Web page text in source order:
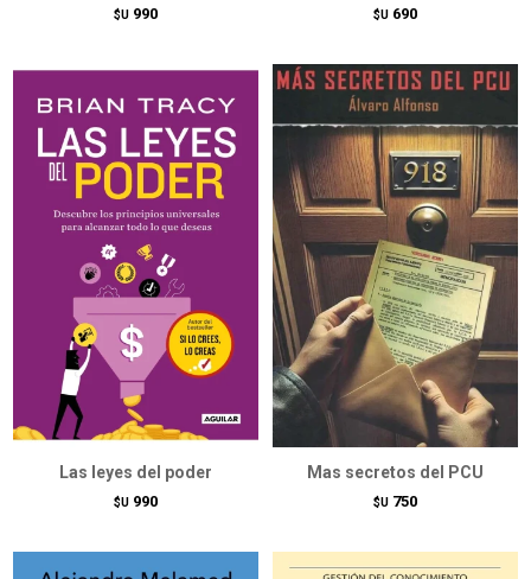
$U 990 $U 690
Las leyes del poder
$U 990
Mas secretos del PCU
$U 750